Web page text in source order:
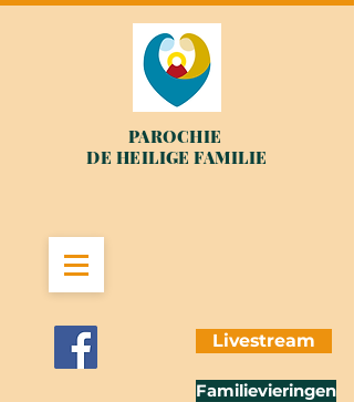
PAROCHIE
DE HEILIGE FAMILIE
Livestream
Familievieringen